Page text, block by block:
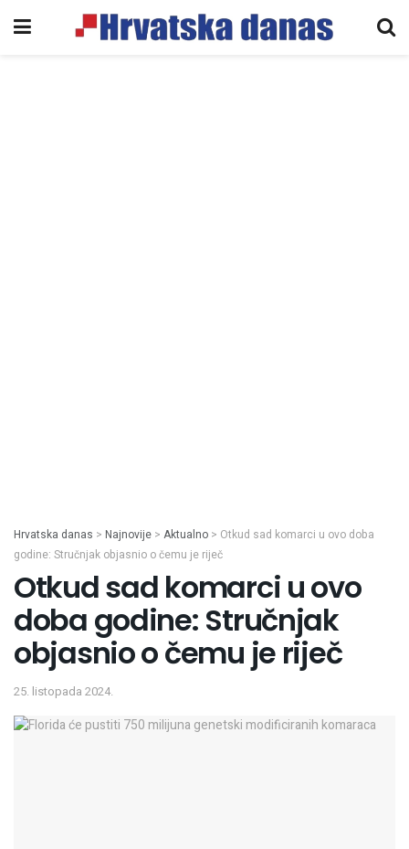
Hrvatska danas > Najnovije > Aktualno > Otkud sad komarci u ovo doba
godine: Stručnjak objasnio o čemu je riječ
Otkud sad komarci u ovo
doba godine: Stručnjak
objasnio o čemu je riječ
25. listopada 2024.